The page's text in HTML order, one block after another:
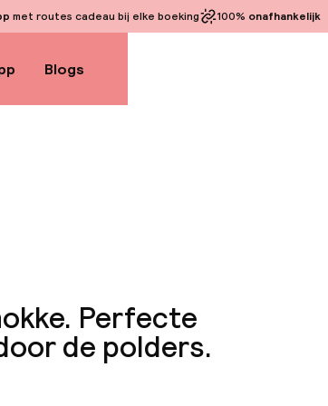
met routes cadeau bij elke boeking 100% onafhankelijk
Blogs
Perfecte
de polders.